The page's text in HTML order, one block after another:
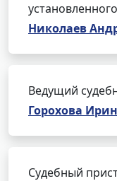
Николаев
Ведущий
Горохова
Судебный